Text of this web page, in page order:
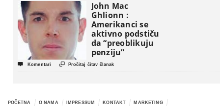
John Mac
Ghlionn :
Amerikanci se
aktivno podstiču
da “preoblikuju
penziju”
 Komentari  Pročitaj čitav članak
POČETNA O NAMA IMPRESSUM KONTAKT MARKETING